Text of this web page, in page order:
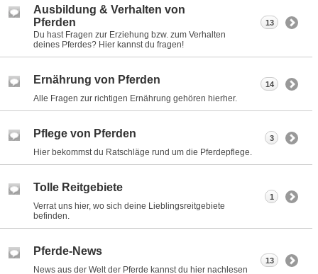
Ausbildung & Verhalten von
Pferden
Du hast Fragen zur Erziehung bzw. zum Verhalten
deines Pferdes? Hier kannst du fragen!
13
Ernährung von Pferden
Alle Fragen zur richtigen Ernährung gehören hierher.
14
Pflege von Pferden
Hier bekommst du Ratschläge rund um die Pferdepflege.
3
Tolle Reitgebiete
Verrat uns hier, wo sich deine Lieblingsreitgebiete
befinden.
1
Pferde-News
News aus der Welt der Pferde kannst du hier nachlesen
13